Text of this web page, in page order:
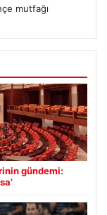
mutfağı
gündemi: